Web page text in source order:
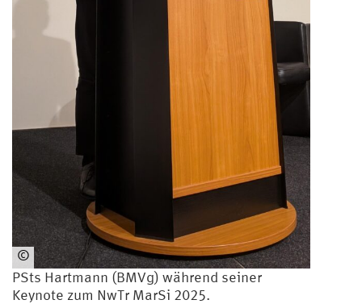
©
JP
PSts Hartmann (BMVg) während seiner
Keynote zum NwTr MarSi 2025.